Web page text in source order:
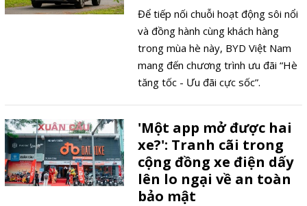
Để tiếp nối chuỗi hoạt động sôi nổi
và đồng hành cùng khách hàng
trong mùa hè này, BYD Việt Nam
mang đến chương trình ưu đãi “Hè
tăng tốc - Ưu đãi cực sốc”.
'Một app mở được hai
xe?': Tranh cãi trong
cộng đồng xe điện dấy
lên lo ngại về an toàn
bảo mật